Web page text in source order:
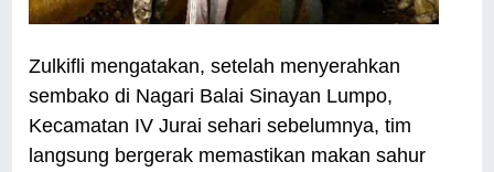
Zulkifli mengatakan, setelah menyerahkan
sembako di Nagari Balai Sinayan Lumpo,
Kecamatan IV Jurai sehari sebelumnya, tim
langsung bergerak memastikan makan sahur